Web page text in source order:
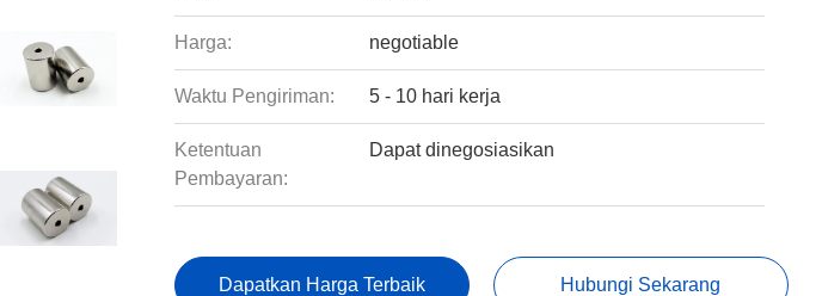
Harga: negotiable
Waktu Pengiriman: 5 - 10 hari kerja
Ketentuan
Pembayaran:
Dapat dinegosiasikan
Dapatkan Harga Terbaik Hubungi Sekarang